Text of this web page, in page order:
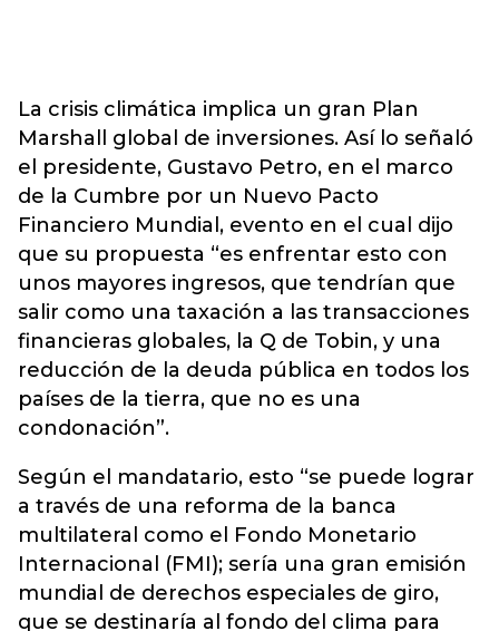
La crisis climática implica un gran Plan
Marshall global de inversiones. Así lo señaló
el presidente, Gustavo Petro, en el marco
de la Cumbre por un Nuevo Pacto
Financiero Mundial, evento en el cual dijo
que su propuesta “es enfrentar esto con
unos mayores ingresos, que tendrían que
salir como una taxación a las transacciones
financieras globales, la Q de Tobin, y una
reducción de la deuda pública en todos los
países de la tierra, que no es una
condonación”.
Según el mandatario, esto “se puede lograr
a través de una reforma de la banca
multilateral como el Fondo Monetario
Internacional (FMI); sería una gran emisión
mundial de derechos especiales de giro,
que se destinaría al fondo del clima para